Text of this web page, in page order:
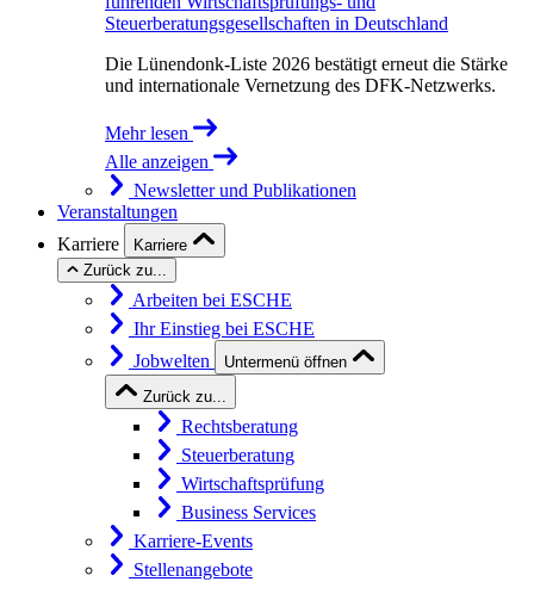
Steuerberatungsgesellschaften in Deutschland
Die Lünendonk-Liste 2026 bestätigt erneut die Stärke
und internationale Vernetzung des DFK-Netzwerks.
Mehr lesen
Alle anzeigen
Newsletter und Publikationen
Veranstaltungen
Karriere
Karriere
Zurück zu...
Arbeiten bei ESCHE
Ihr Einstieg bei ESCHE
Jobwelten
Untermenü öffnen
Zurück zu...
Rechtsberatung
Steuerberatung
Wirtschaftsprüfung
Business Services
Karriere-Events
Stellenangebote